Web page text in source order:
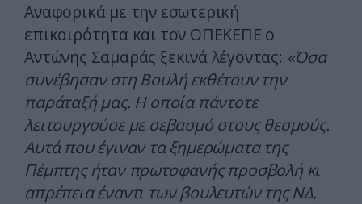
Αναφορικά με την εσωτερική
επικαιρότητα και τον ΟΠΕΚΕΠΕ ο
Αντώνης Σαμαράς ξεκινά λέγοντας: «Όσα
συνέβησαν στη Βουλή εκθέτουν την
παράταξή μας. Η οποία πάντοτε
λειτουργούσε με σεβασμό στους θεσμούς.
Αυτά που έγιναν τα ξημερώματα της
Πέμπτης ήταν πρωτοφανής προσβολή κι
απρέπεια έναντι των βουλευτών της ΝΔ,